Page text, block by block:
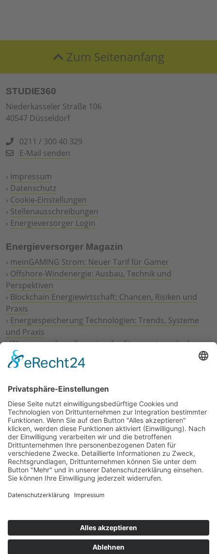
Zum Seitenanfang
STUDIE360
Niederkasseler Straße 106
40547 Düsseldorf
0211 / 300 40 329
E-Mail senden
› Impressum
› Datenschutz
› Cookie-Einstellungen
› Stellenausschreibungen
› Energieversorger Login
Energieversorger Magazin
› meinGAMING Strom: Neuer Tarif für Gamer
› Offshore-Windenergie: Ausbau, Technik und
Perspektiven
› Blockchain Energiewirtschaft: Chancen, Risiken und
Praxis
› Energiespeicherung Technologien: Trends, Systeme
und Praxis
›Wie erneuerbare Energien das Stromnetz verändern
Digitalisierung Energiewirtschaft: Effizienz, Netze und
Prozesse
Geschäftsmodelle
›Vorstandswechsel Westenergie: Böddeling übernimmt
befristet
›Wasserstoff-Hochlauf: Dialog, Infrastruktur und
konkrete Schritte
›Solaranlage Regenbogenfarben: FC St. Pauli und
LichtBlick installieren erste weltweite Anlage
Jetzt an der STUDIE360 teilnehmen
Wir möchten Transparenz mit einheitlichen Kriterien
kostenlose Teilnahme wichtig. Die Ergebnisse werden
umgehend nach Teilnahme und Auswertung auf
unserer Webseite zur Verfügung gestellt.